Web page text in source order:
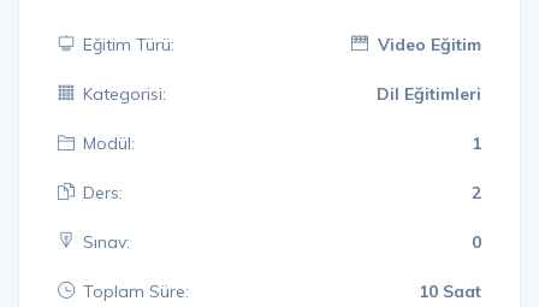
Eğitim Türü: Video Eğitim
Kategorisi: Dil Eğitimleri
Modül: 1
Ders: 2
Sınav: 0
Toplam Süre: 10 Saat